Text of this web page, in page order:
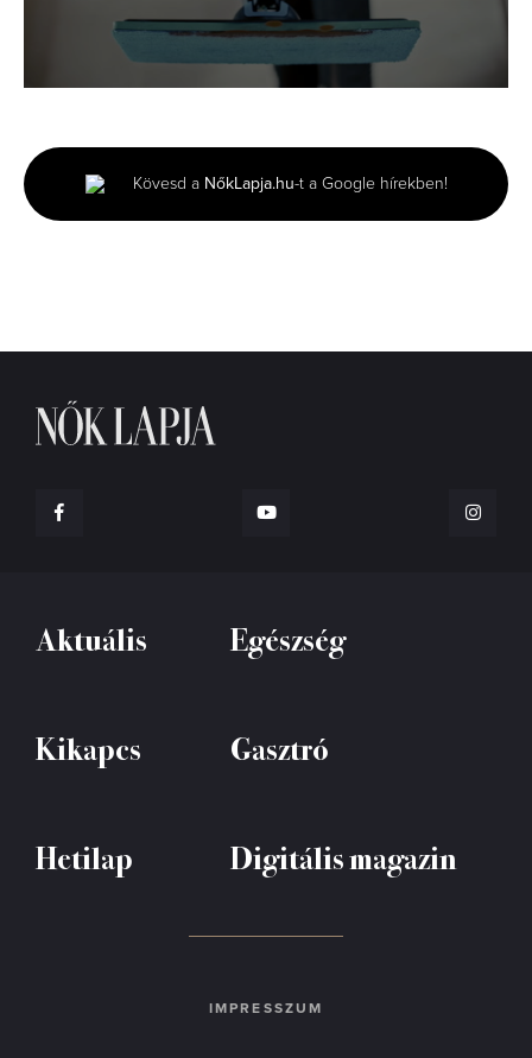
30
seconds
Kövesd a NőkLapja.hu-t a Google hírekben!
Aktuális Egészség
Kikapcs Gasztró
Hetilap Digitális magazin
IMPRESSZUM